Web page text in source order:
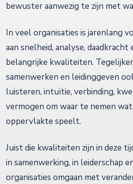
bewuster aanwezig te zijn met
In veel organisaties is jarenlang
aan snelheid, analyse,
belangrijke kwaliteiten.
samenwerken en leidinggeven
luisteren, intuïtie, verbinding,
vermogen om waar te nemen
oppervlakte speelt.
Juist die kwaliteiten zijn in deze
in samenwerking, in leiderschap
organisaties omgaan met